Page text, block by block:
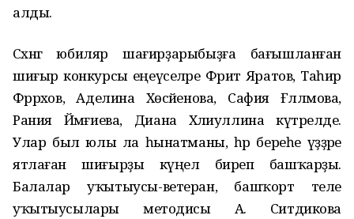
алды.
Сәхнәгә юбиляр шағирҙарыбыҙға бағышланған
шиғыр конкурсы еңеүселәре Фәрит Яратов, Таһир
Фәррәхов, Аделина Хөсәйенова, Сафия Ғәлләмова,
Рания Йәмғиева, Диана Хәлиуллина күтәрелде.
Улар был юлы ла һынатманы, һәр береһе үҙҙәре
ятлаған шиғырҙы күңел биреп башҡарҙы.
Балалар уҡытыусы-ветеран, башҡорт теле
уҡытыусылары методисы А. Ситдикова